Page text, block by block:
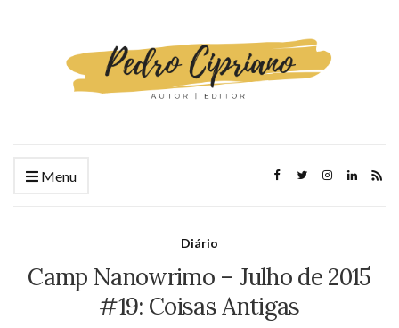
Menu
Diário
Camp Nanowrimo – Julho de 2015
#19: Coisas Antigas